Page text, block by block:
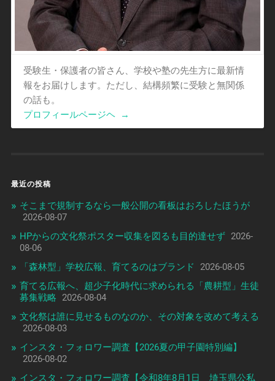
受験生・保護者の皆さん、学校や塾の先生方に最新情
報をお届けします。ただし、結構頻繁に受験と無関係
の話も。
プロフィールページヘ
→
最近の投稿
そこまで規制するなら一般公開の看板はおろしたほうが
2026-08-07
HPからの文化祭ポスター収集を図るも目的達せず 2026-
08-06
「森林型」学校広報、育てるのはブランド
2026-08-05
育てる広報へ、超少子化時代に求められる「農耕型」生徒
募集戦略
2026-08-04
文化祭は誰に見せるものなのか、その対象を改めて考える
2026-08-03
インスタ・フォロワー調査【2026夏の甲子園特別編】
2026-08-02
インスタ・フォロワー調査【令和8年8月1日 埼玉県公私